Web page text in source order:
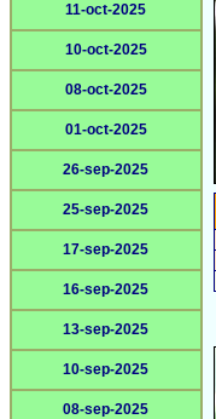
11-oct-2025
10-oct-2025
08-oct-2025
01-oct-2025
26-sep-2025
25-sep-2025
17-sep-2025
16-sep-2025
13-sep-2025
10-sep-2025
08-sep-2025